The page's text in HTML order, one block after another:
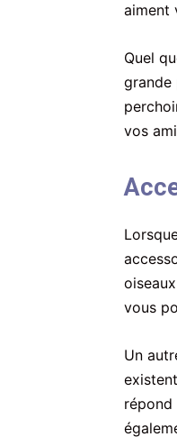
aiment
Quel
grande
vos
vous
Un
répond